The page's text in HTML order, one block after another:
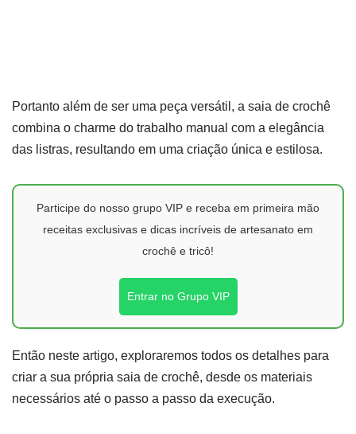
Portanto além de ser uma peça versátil, a saia de crochê
combina o charme do trabalho manual com a elegância
das listras, resultando em uma criação única e estilosa.
Participe do nosso grupo VIP e receba em primeira mão
receitas exclusivas e dicas incríveis de artesanato em
crochê e tricô!
Entrar no Grupo VIP
Então neste artigo, exploraremos todos os detalhes para
criar a sua própria saia de crochê, desde os materiais
necessários até o passo a passo da execução.